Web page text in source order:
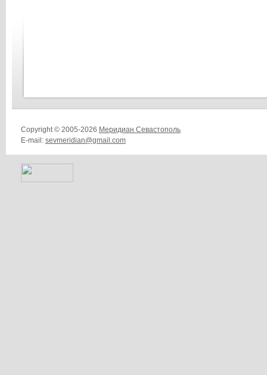
Copyright © 2005-2026 Меридиан Севастополь
E-mail: sevmeridian@gmail.com